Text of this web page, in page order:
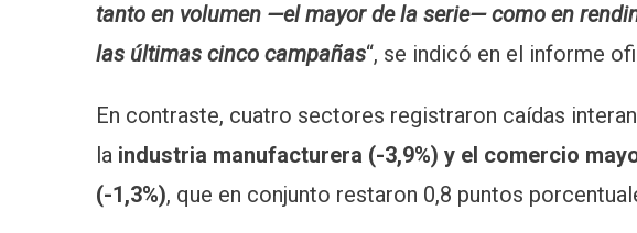
tanto en volumen —el mayor de la serie— como en
las últimas cinco campañas“, se indicó en el informe
En contraste, cuatro sectores registraron caídas
la industria manufacturera (-3,9%) y el comercio
(-1,3%), que en conjunto restaron 0,8 puntos